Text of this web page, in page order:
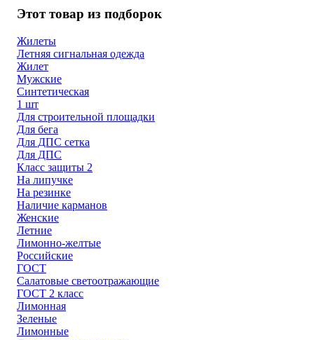
Этот товар из подборок
Жилеты
Летняя сигнальная одежда
Жилет
Мужские
Синтетическая
1 шт
Для строительной площадки
Для бега
Для ДПС сетка
Для ДПС
Класс защиты 2
На липучке
На резинке
Наличие карманов
Женские
Летние
Лимонно-желтые
Российские
ГОСТ
Салатовые светоотражающие
ГОСТ 2 класс
Лимонная
Зеленые
Лимонные